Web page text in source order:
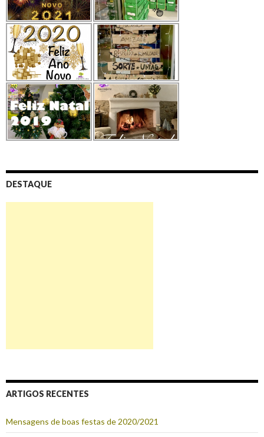
DESTAQUE
ARTIGOS RECENTES
Mensagens de boas festas de 2020/2021